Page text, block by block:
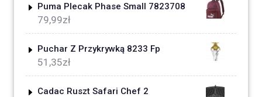
Puma Plecak Phase Small 7823708
79,99zł
Puchar Z Przykrywką 8233 Fp
51,35zł
Cadac Ruszt Safari Chef 2